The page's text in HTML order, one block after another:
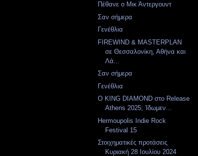
Πέθανε ο Μικ Άντεργουντ
Σαν σήμερα
Γενέθλια
FIREWIND & MASTERPLAN
σε Θεσσαλονίκη, Αθήνα και
Λά...
Σαν σήμερα
Γενέθλια
Ο KING DIAMOND στο Release
Athens 2025; Ίδωμεν...
Hermoupolis Indie Rock
Festival 15
Στοιχηματικές προτάσεις
Κυριακή 28 Ιουλίου 2024